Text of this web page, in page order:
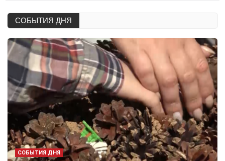
СОБЫТИЯ ДНЯ
СОБЫТИЯ ДНЯ